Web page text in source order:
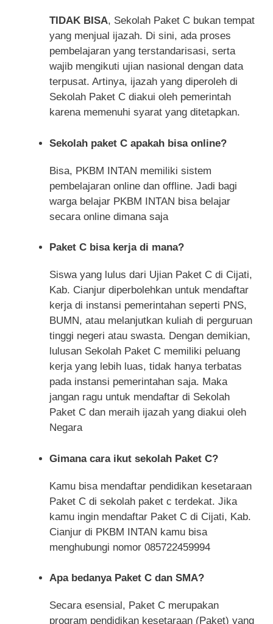
TIDAK BISA, Sekolah Paket C bukan tempat
yang menjual ijazah. Di sini, ada proses
pembelajaran yang terstandarisasi, serta
wajib mengikuti ujian nasional dengan data
terpusat. Artinya, ijazah yang diperoleh di
Sekolah Paket C diakui oleh pemerintah
karena memenuhi syarat yang ditetapkan.
Sekolah paket C apakah bisa online?
Bisa, PKBM INTAN memiliki sistem
pembelajaran online dan offline. Jadi bagi
warga belajar PKBM INTAN bisa belajar
secara online dimana saja
Paket C bisa kerja di mana?
Siswa yang lulus dari Ujian Paket C di Cijati,
Kab. Cianjur diperbolehkan untuk mendaftar
kerja di instansi pemerintahan seperti PNS,
BUMN, atau melanjutkan kuliah di perguruan
tinggi negeri atau swasta. Dengan demikian,
lulusan Sekolah Paket C memiliki peluang
kerja yang lebih luas, tidak hanya terbatas
pada instansi pemerintahan saja. Maka
jangan ragu untuk mendaftar di Sekolah
Paket C dan meraih ijazah yang diakui oleh
Negara
Gimana cara ikut sekolah Paket C?
Kamu bisa mendaftar pendidikan kesetaraan
Paket C di sekolah paket c terdekat. Jika
kamu ingin mendaftar Paket C di Cijati, Kab.
Cianjur di PKBM INTAN kamu bisa
menghubungi nomor 085722459994
Apa bedanya Paket C dan SMA?
Secara esensial, Paket C merupakan
program pendidikan kesetaraan (Paket) yang